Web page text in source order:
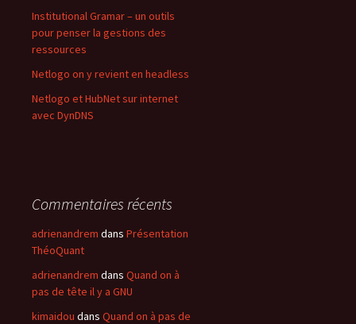
Institutional Gramar – un outils
pour penser la gestions des
ressources
Netlogo on y revient en headless
Netlogo et HubNet sur internet
avec DynDNS
Commentaires récents
adrienandrem dans Présentation
ThéoQuant
adrienandrem dans Quand on à
pas de tête il y a GNU
kimaidou dans Quand on à pas de